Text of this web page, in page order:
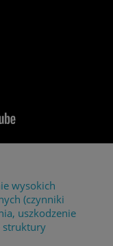
wysokich
(czynniki
uszkodzenie
struktury